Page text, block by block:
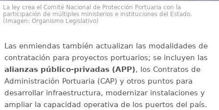
La ley crea el Comité Nacional de Protección Portuaria con la
participación de múltiples ministerios e instituciones del Estado.
(Imagen: Organismo Legislativo)
Las enmiendas también actualizan las modalidades de
contratación para proyectos portuarios; se incluyen las
alianzas público-privadas (APP), los Contratos de
Administración Portuaria (CAP) y otros puntos para
desarrollar infraestructura, modernizar instalaciones y
ampliar la capacidad operativa de los puertos del país.